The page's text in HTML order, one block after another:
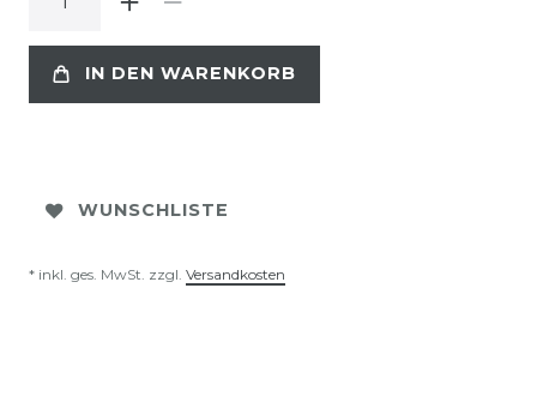
IN DEN WARENKORB
WUNSCHLISTE
* inkl. ges. MwSt. zzgl. Versandkosten